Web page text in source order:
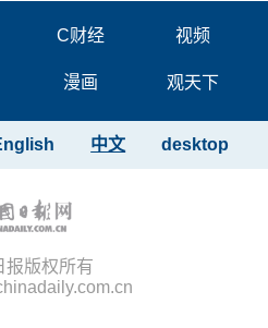
C财经 视频
漫画 观天下
desktop
中文
报版权所有